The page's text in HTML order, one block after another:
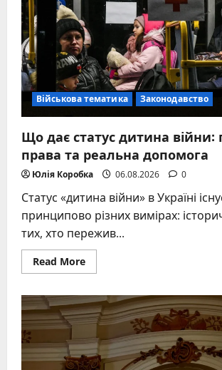
2026
році
Військова тематика Законодавство
Що дає статус дитина війни:
права та реальна допомога
Юлія Коробка 06.08.2026 0
Статус «дитина війни» в Україні
принципово різних вимірах:
тих, хто пережив...
Read MoreRead
more
дає
статус
дитина
пільги,
права
та